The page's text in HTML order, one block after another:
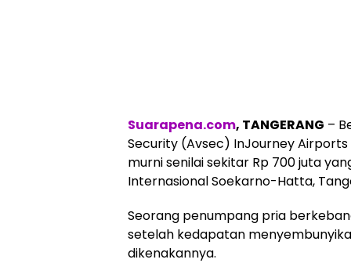
Suarapena.com, TANGERANG –
Security (Avsec) InJourney
murni senilai sekitar Rp 700 juta
Internasional Soekarno-Hatta,
Seorang penumpang pria
setelah kedapatan
dikenakannya.